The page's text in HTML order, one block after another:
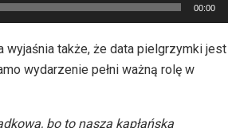
00:00
wyjaśnia także, że data pielgrzymki jest
wydarzenie pełni ważną rolę w
bo to nasza kapłańska